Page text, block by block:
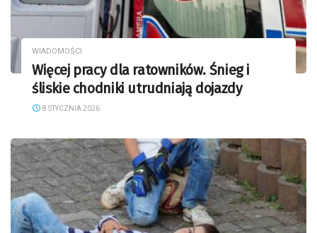
WIADOMOŚCI
Więcej pracy dla ratowników. Śnieg i
śliskie chodniki utrudniają dojazdy
8 STYCZNIA 2026